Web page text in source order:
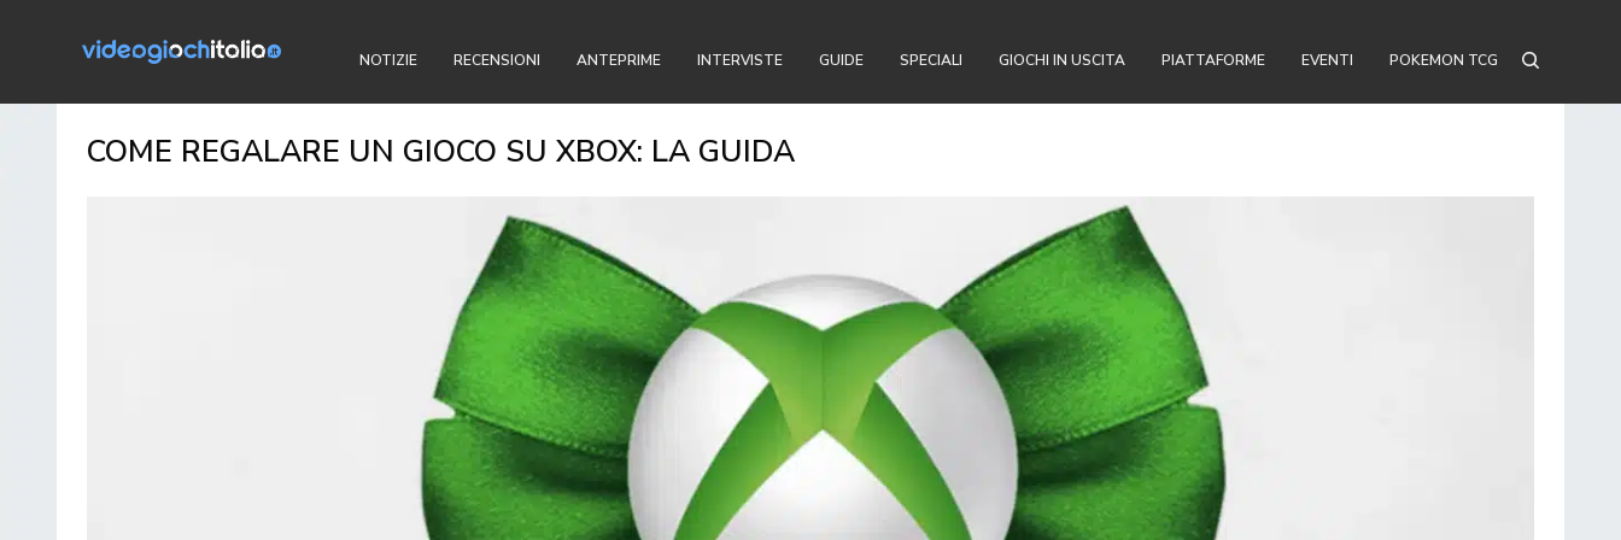
NOTIZIE RECENSIONI ANTEPRIME INTERVISTE GUIDE SPECIALI GIOCHI IN USCITA PIATTAFORME EVENTI POKEMON TCG
COME REGALARE UN GIOCO SU XBOX: LA GUIDA